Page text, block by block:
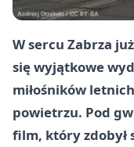
W sercu Zabrza
się wyjątkowe
miłośników
powietrzu. Pod
film, który zdobył